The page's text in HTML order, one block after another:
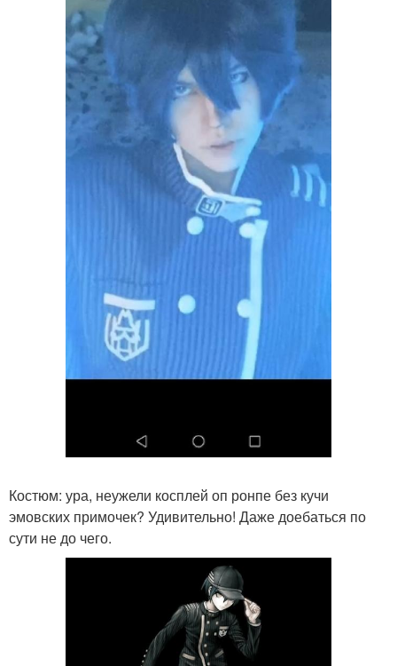
Костюм: ура, неужели косплей оп ронпе без кучи
эмовских примочек? Удивительно! Даже доебаться по
сути не до чего.